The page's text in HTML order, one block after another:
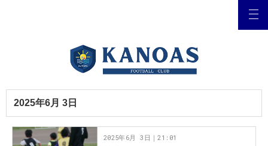
2025年6月 3日
2025年6月 3日｜21:01